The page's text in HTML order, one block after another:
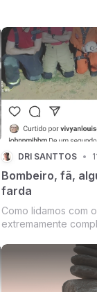
manhã), aviões
tarde e viadutos
DRI SANTTOS •
Bombeiro, fã,
farda
Como lidamos com
extremamente